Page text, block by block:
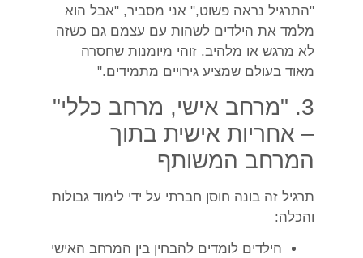
"התרגיל נראה פשוט," אני מסביר, "אבל הוא
מלמד את הילדים לשהות עם עצמם גם כשזה
לא מרגש או מלהיב. זוהי מיומנות שחסרה
מאוד בעולם שמציע גירויים מתמידים."
3. "מרחב אישי, מרחב כללי"
– אחריות אישית בתוך
המרחב המשותף
תרגיל זה בונה חוסן חברתי על ידי לימוד גבולות
והכלה:
הילדים לומדים להבחין בין המרחב האישי